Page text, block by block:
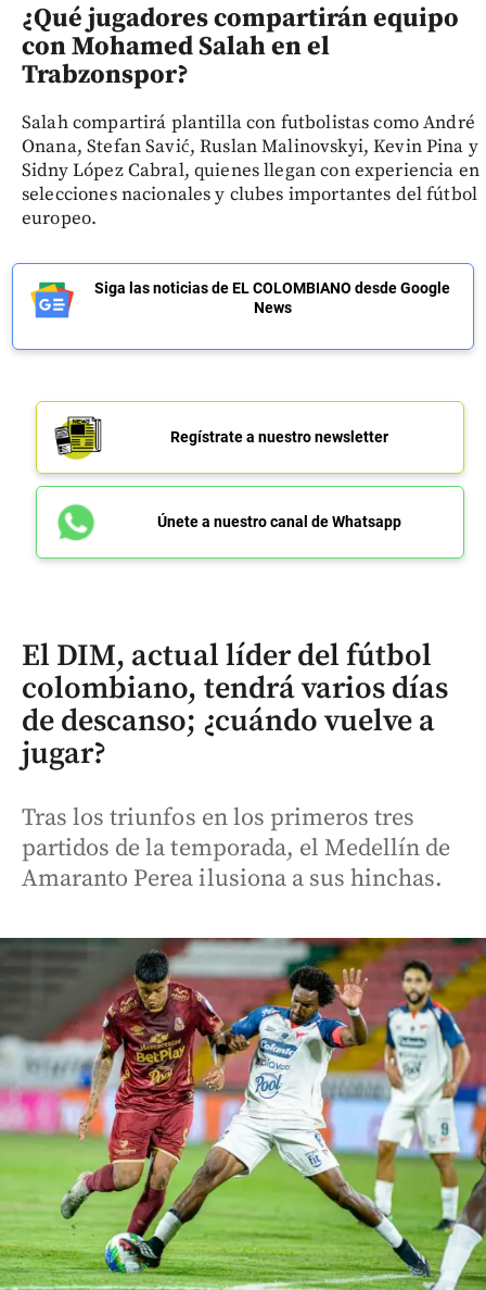
¿Qué jugadores compartirán equipo
con Mohamed Salah en el
Trabzonspor?
Salah compartirá plantilla con futbolistas como André
Onana, Stefan Savić, Ruslan Malinovskyi, Kevin Pina y
Sidny López Cabral, quienes llegan con experiencia en
selecciones nacionales y clubes importantes del fútbol
europeo.
Siga las noticias de EL COLOMBIANO desde Google
News
Regístrate a nuestro newsletter
Únete a nuestro canal de Whatsapp
El DIM, actual líder del fútbol
colombiano, tendrá varios días
de descanso; ¿cuándo vuelve a
jugar?
Tras los triunfos en los primeros tres
partidos de la temporada, el Medellín de
Amaranto Perea ilusiona a sus hinchas.